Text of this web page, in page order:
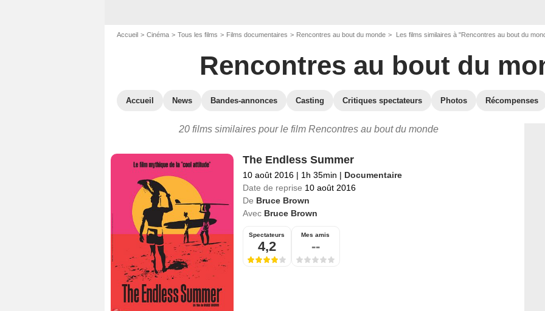
Accueil Cinéma Tous les films Films documentaires Rencontres au bout du monde Les films similaires à "Rencontres au bout du
Rencontres au bout du
Accueil News Bandes-annonces Casting Critiques spectateurs Photos Récompenses
20 films similaires pour le film Rencontres au bout du monde
The Endless Summer
10 août 2016 | 1h 35min | Documentaire
Date de reprise 10 août 2016
De Bruce Brown
Avec Bruce Brown
Spectateurs
4,2
Mes amis
--